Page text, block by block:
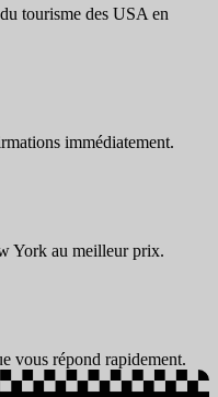
tourisme des USA en
immédiatement.
York au meilleur prix.
vous répond rapidement.